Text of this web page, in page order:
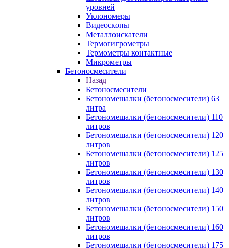
уровней
Уклономеры
Видеоскопы
Металлоискатели
Термогигрометры
Термометры контактные
Микрометры
Бетоносмесители
Назад
Бетоносмесители
Бетономешалки (бетоносмесители) 63
литра
Бетономешалки (бетоносмесители) 110
литров
Бетономешалки (бетоносмесители) 120
литров
Бетономешалки (бетоносмесители) 125
литров
Бетономешалки (бетоносмесители) 130
литров
Бетономешалки (бетоносмесители) 140
литров
Бетономешалки (бетоносмесители) 150
литров
Бетономешалки (бетоносмесители) 160
литров
Бетономешалки (бетоносмесители) 175